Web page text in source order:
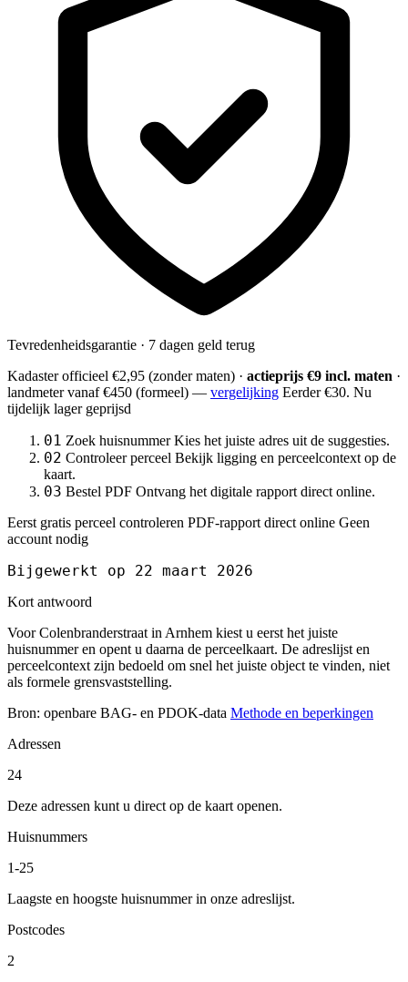
Tevredenheidsgarantie · 7 dagen geld terug
Kadaster officieel €2,95 (zonder maten) · actieprijs €9 incl. maten ·
landmetervanaf €450 (formeel) — vergelijking Eerder €30. Nu
tijdelijk lager geprijsd
01 Zoek huisnummer Kies het juiste adres uit de suggesties.
02 Controleer perceel Bekijk ligging en perceelcontext op de
kaart.
03 Bestel PDF Ontvang het digitale rapport direct online.
Eerst gratis perceel controleren PDF-rapport direct online Geen
account nodig
Bijgewerkt op 22 maart 2026
Kort antwoord
Voor Colenbranderstraat in Arnhem kiest u eerst het juiste
huisnummer en opent u daarna de perceelkaart. De adreslijst en
perceelcontext zijn bedoeld om snel het juiste object te vinden, niet
als formele grensvaststelling.
Bron: openbare BAG- en PDOK-data Methode en beperkingen
Adressen
24
Deze adressen kunt u direct op de kaart openen.
Huisnummers
1-25
Laagste en hoogste huisnummer in onze adreslijst.
Postcodes
2